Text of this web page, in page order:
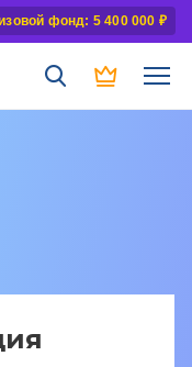
фонд: 5 400 000 ₽